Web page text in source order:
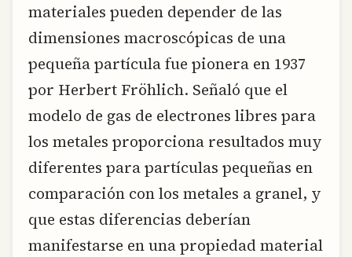
materiales pueden depender de las
dimensiones macroscópicas de una
pequeña partícula fue pionera en 1937
por Herbert Fröhlich. Señaló que el
modelo de gas de electrones libres para
los metales proporciona resultados muy
diferentes para partículas pequeñas en
comparación con los metales a granel, y
que estas diferencias deberían
manifestarse en una propiedad material